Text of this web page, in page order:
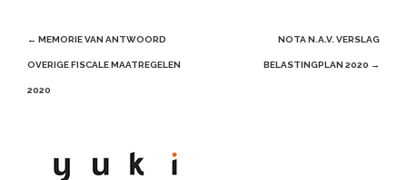
Post
navigation
← MEMORIE VAN ANTWOORD
OVERIGE FISCALE MAATREGELEN
2020
NOTA N.A.V. VERSLAG
BELASTINGPLAN 2020 →